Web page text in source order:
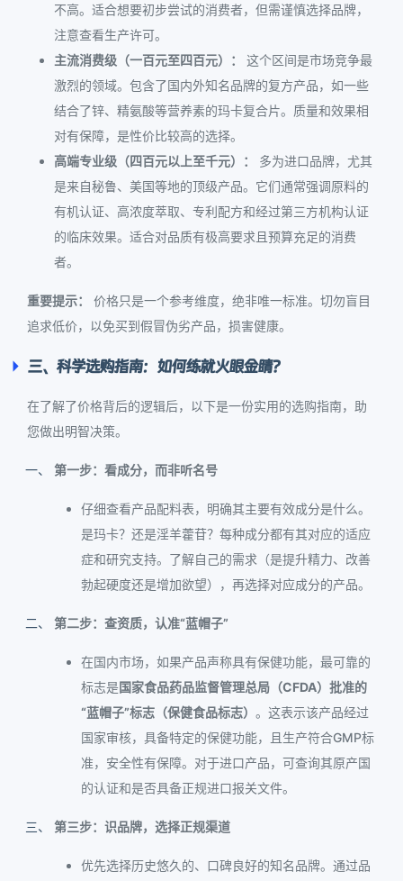
不高。适合想要初步尝试的消费者，但需谨慎选择品牌，
注意查看生产许可。
主流消费级（一百元至四百元）：
这个区间是市场竞争最
激烈的领域。包含了国内外知名品牌的复方产品，如一些
结合了锌、精氨酸等营养素的玛卡复合片。质量和效果相
对有保障，是性价比较高的选择。
高端专业级（四百元以上至千元）：
多为进口品牌，尤其
是来自秘鲁、美国等地的顶级产品。它们通常强调原料的
有机认证、高浓度萃取、专利配方和经过第三方机构认证
的临床效果。适合对品质有极高要求且预算充足的消费
者。
重要提示：
价格只是一个参考维度，绝非唯一标准。切勿盲目
追求低价，以免买到假冒伪劣产品，损害健康。
三、科学选购指南：如何练就火眼金睛？
在了解了价格背后的逻辑后，以下是一份实用的选购指南，助
您做出明智决策。
第一步：看成分，而非听名号
仔细查看产品配料表，明确其主要有效成分是什么。
是玛卡？还是淫羊藿苷？每种成分都有其对应的适应
症和研究支持。了解自己的需求（是提升精力、改善
勃起硬度还是增加欲望），再选择对应成分的产品。
第二步：查资质，认准“蓝帽子”
在国内市场，如果产品声称具有保健功能，最可靠的
标志是国家食品药品监督管理总局（CFDA）批准的
“蓝帽子”标志（保健食品标志） 。这表示该产品经过
国家审核，具备特定的保健功能，且生产符合GMP标
准，安全性有保障。对于进口产品，可查询其原产国
的认证和是否具备正规进口报关文件。
第三步：识品牌，选择正规渠道
优先选择历史悠久的、口碑良好的知名品牌。通过品